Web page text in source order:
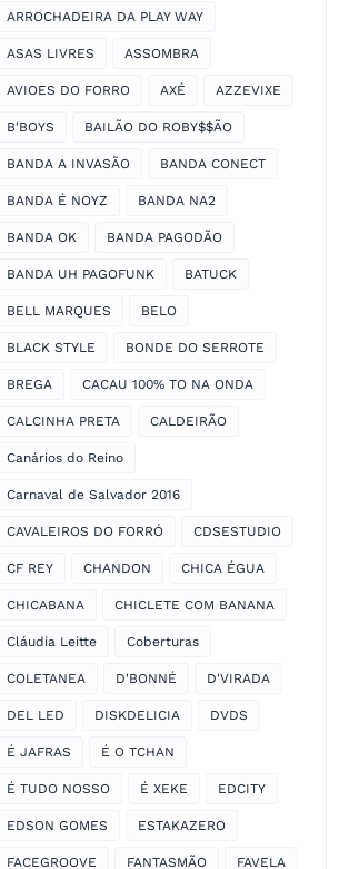
ARROCHADEIRA DA PLAY WAY
ASAS LIVRES ASSOMBRA
AVIOES DO FORRO AXÉ AZZEVIXE
B'BOYS BAILÃO DO ROBY$$ÃO
BANDA A INVASÃO BANDA CONECT
BANDA É NOYZ BANDA NA2
BANDA OK BANDA PAGODÃO
BANDA UH PAGOFUNK BATUCK
BELL MARQUES BELO
BLACK STYLE BONDE DO SERROTE
BREGA CACAU 100% TO NA ONDA
CALCINHA PRETA CALDEIRÃO
Canários do Reino
Carnaval de Salvador 2016
CAVALEIROS DO FORRÓ CDSESTUDIO
CF REY CHANDON CHICA ÉGUA
CHICABANA CHICLETE COM BANANA
Cláudia Leitte Coberturas
COLETANEA D'BONNÉ D'VIRADA
DEL LED DISKDELICIA DVDS
É JAFRAS É O TCHAN
É TUDO NOSSO É XEKE EDCITY
EDSON GOMES ESTAKAZERO
FACEGROOVE FANTASMÃO FAVELA